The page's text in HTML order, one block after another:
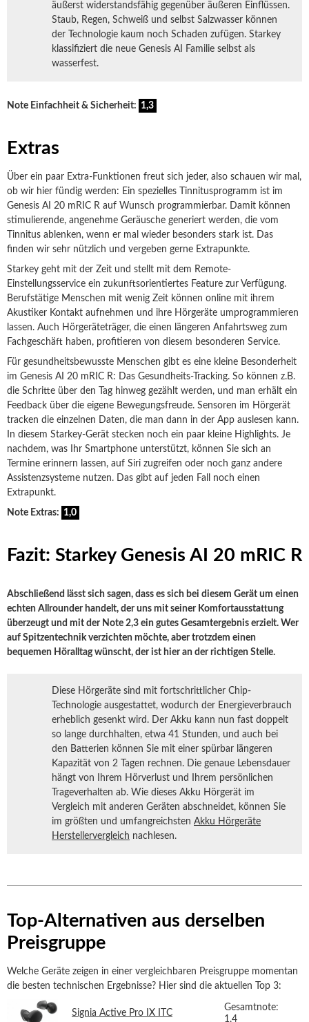
äußerst widerstandsfähig gegenüber äußeren Einflüssen.
Staub, Regen, Schweiß und selbst Salzwasser können
der Technologie kaum noch Schaden zufügen. Starkey
klassifiziert die neue Genesis AI Familie selbst als
wasserfest.
Note Einfachheit & Sicherheit: 1,3
Extras
Über ein paar Extra-Funktionen freut sich jeder, also schauen wir mal,
ob wir hier fündig werden: Ein spezielles Tinnitusprogramm ist im
Genesis AI 20 mRIC R auf Wunsch programmierbar. Damit können
stimulierende, angenehme Geräusche generiert werden, die vom
Tinnitus ablenken, wenn er mal wieder besonders stark ist. Das
finden wir sehr nützlich und vergeben gerne Extrapunkte.
Starkey geht mit der Zeit und stellt mit dem Remote-
Einstellungsservice ein zukunftsorientiertes Feature zur Verfügung.
Berufstätige Menschen mit wenig Zeit können online mit ihrem
Akustiker Kontakt aufnehmen und ihre Hörgeräte umprogrammieren
lassen. Auch Hörgeräteträger, die einen längeren Anfahrtsweg zum
Fachgeschäft haben, profitieren von diesem besonderen Service.
Für gesundheitsbewusste Menschen gibt es eine kleine Besonderheit
im Genesis AI 20 mRIC R: Das Gesundheits-Tracking. So können z.B.
die Schritte über den Tag hinweg gezählt werden, und man erhält ein
Feedback über die eigene Bewegungsfreude. Sensoren im Hörgerät
tracken die einzelnen Daten, die man dann in der App auslesen kann.
In diesem Starkey-Gerät stecken noch ein paar kleine Highlights. Je
nachdem, was Ihr Smartphone unterstützt, können Sie sich an
Termine erinnern lassen, auf Siri zugreifen oder noch ganz andere
Assistenzsysteme nutzen. Das gibt auf jeden Fall noch einen
Extrapunkt.
Note Extras: 1,0
Fazit: Starkey Genesis AI 20 mRIC R
Abschließend lässt sich sagen, dass es sich bei diesem Gerät um einen
echten Allrounder handelt, der uns mit seiner Komfortausstattung
überzeugt und mit der Note 2,3 ein gutes Gesamtergebnis erzielt. Wer
auf Spitzentechnik verzichten möchte, aber trotzdem einen
bequemen Höralltag wünscht, der ist hier an der richtigen Stelle.
Diese Hörgeräte sind mit fortschrittlicher Chip-
Technologie ausgestattet, wodurch der Energieverbrauch
erheblich gesenkt wird. Der Akku kann nun fast doppelt
so lange durchhalten, etwa 41 Stunden, und auch bei
den Batterien können Sie mit einer spürbar längeren
Kapazität von 2 Tagen rechnen. Die genaue Lebensdauer
hängt von Ihrem Hörverlust und Ihrem persönlichen
Trageverhalten ab. Wie dieses Akku Hörgerät im
Vergleich mit anderen Geräten abschneidet, können Sie
im größten und umfangreichsten Akku Hörgeräte
Herstellervergleich nachlesen.
Top-Alternativen aus derselben
Preisgruppe
Welche Geräte zeigen in einer vergleichbaren Preisgruppe momentan
die besten technischen Ergebnisse? Hier sind die aktuellen Top 3:
Signia Active Pro IX ITC
Gesamtnote:
1,4